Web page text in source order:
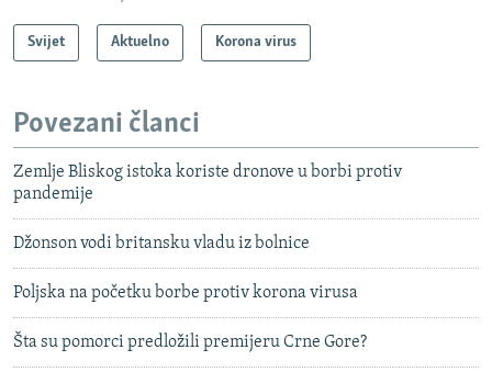
Svijet Aktuelno Korona virus
Povezani članci
Zemlje Bliskog istoka koriste dronove u borbi protiv
pandemije
Džonson vodi britansku vladu iz bolnice
Poljska na početku borbe protiv korona virusa
Šta su pomorci predložili premijeru Crne Gore?